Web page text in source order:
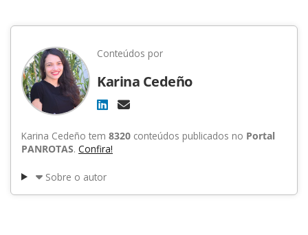
Conteúdos por
Karina Cedeño
Karina Cedeño tem 8320 conteúdos publicados no Portal
PANROTAS. Confira!
Sobre o autor